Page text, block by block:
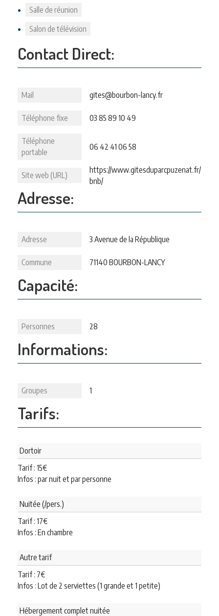
Salle de réunion
Salon de télévision
Contact Direct:
Mail gites@bourbon-lancy.fr
Téléphone fixe 03 85 89 10 49
Téléphone
portable
06 42 41 06 58
Site web (URL)
https://www.gitesduparcpuzenat.fr/
bnb/
Adresse:
Adresse 3 Avenue de la République
Commune 71140 BOURBON-LANCY
Capacité:
Personnes 28
Informations:
Groupes 1
Tarifs:
Dortoir
Tarif : 15€
Infos : par nuit et par personne
Nuitée (/pers.)
Tarif : 17€
Infos : En chambre
Autre tarif
Tarif : 7€
Infos : Lot de 2 serviettes (1 grande et 1 petite)
Hébergement complet nuitée